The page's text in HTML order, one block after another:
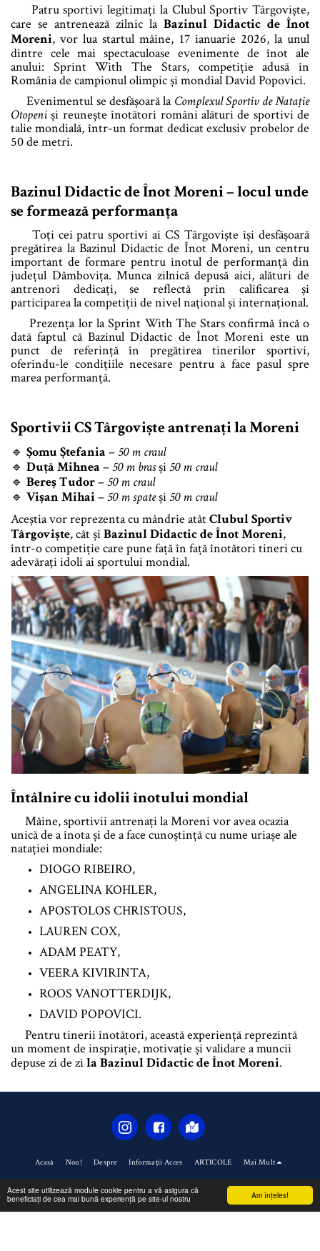
Am înţeles!
Acest site utilizează module cookie pentru a vă asigura că
beneficiați de cea mai bună experiență pe site-ul nostru
Patru sportivi legitimați la Clubul Sportiv Târgoviște,
care se antrenează zilnic la Bazinul Didactic de Înot
Moreni, vor lua startul mâine, 17 ianuarie 2026, la unul
dintre cele mai spectaculoase evenimente de înot ale
anului: Sprint With The Stars, competiție adusă în
România de campionul olimpic și mondial David Popovici.
Evenimentul se desfășoară la Complexul Sportiv de Natație
Otopeni și reunește înotători români alături de sportivi de
talie mondială, într-un format dedicat exclusiv probelor de
50 de metri.
Bazinul Didactic de Înot Moreni – locul unde
se formează performanța
Toți cei patru sportivi ai CS Târgoviște își desfășoară
pregătirea la Bazinul Didactic de Înot Moreni, un centru
important de formare pentru înotul de performanță din
județul Dâmbovița. Munca zilnică depusă aici, alături de
antrenori dedicați, se reflectă prin calificarea și
participarea la competiții de nivel național și internațional.
Prezența lor la Sprint With The Stars confirmă încă o
dată faptul că Bazinul Didactic de Înot Moreni este un
punct de referință în pregătirea tinerilor sportivi,
oferindu-le condițiile necesare pentru a face pasul spre
marea performanță.
Sportivii CS Târgoviște antrenați la Moreni
🔹 Șomu Ștefania –50 m craul
🔹 Duță Mihnea –50 m brasși50 m craul
🔹 Bereș Tudor–50 m craul
🔹 Vișan Mihai–50 m spateși50 m craul
Aceștia vor reprezenta cu mândrie atâtClubul Sportiv
Târgoviște, cât șiBazinul Didactic de Înot Moreni,
într-o competiție care pune față în față înotători tineri cu
adevărați idoli ai sportului mondial.
Întâlnire cu idolii înotului mondial
Mâine, sportivii antrenați la Moreni vor avea ocazia
unică de a înota și de a face cunoștință cu nume uriașe ale
natației mondiale:
DIOGO RIBEIRO,
ANGELINA KOHLER,
APOSTOLOS CHRISTOUS,
LAUREN COX,
ADAM PEATY,
VEERA KIVIRINTA,
ROOS VANOTTERDIJK,
DAVID POPOVICI.
Pentru tinerii înotători, această experiență reprezintă
un moment de inspirație, motivație și validare a muncii
depuse zi de zila Bazinul Didactic de Înot Moreni.
Acasă Nou! Despre Informații Acces ARTICOLE Mai Mult
ACS CONTRATIMP